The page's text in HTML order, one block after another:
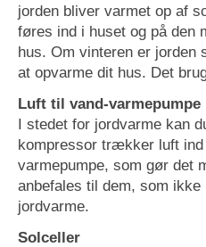
jorden bliver varmet op af
føres ind i huset og på den
hus. Om vinteren er jorden
at opvarme dit hus. Det
Luft til vand-varmepumpe
I stedet for jordvarme kan
kompressor trækker luft ind
varmepumpe, som gør det
anbefales til dem, som
jordvarme.
Solceller